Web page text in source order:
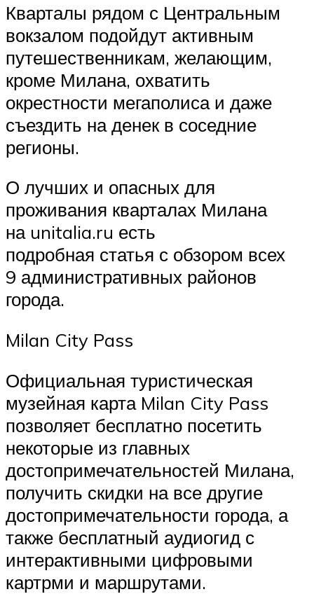
Кварталы рядом с Центральным
вокзалом подойдут активным
путешественникам, желающим,
кроме Милана, охватить
окрестности мегаполиса и даже
съездить на денек в соседние
регионы.
О лучших и опасных для
проживания кварталах Милана
на unitalia.ru есть
подробная статья с обзором всех
9 административных районов
города.
Milan City Pass
Официальная туристическая
музейная карта Milan City Pass
позволяет бесплатно посетить
некоторые из главных
достопримечательностей Милана,
получить скидки на все другие
достопримечательности города, а
также бесплатный аудиогид с
интерактивными цифровыми
картрми и маршрутами.